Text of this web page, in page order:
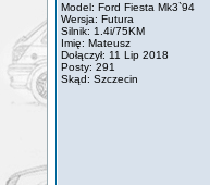
Model: Ford Fiesta Mk3`94
Wersja: Futura
Silnik: 1.4i/75KM
Imię: Mateusz
Dołączył: 11 Lip 2018
Posty: 291
Skąd: Szczecin